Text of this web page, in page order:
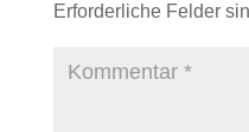
Erforderliche Felder